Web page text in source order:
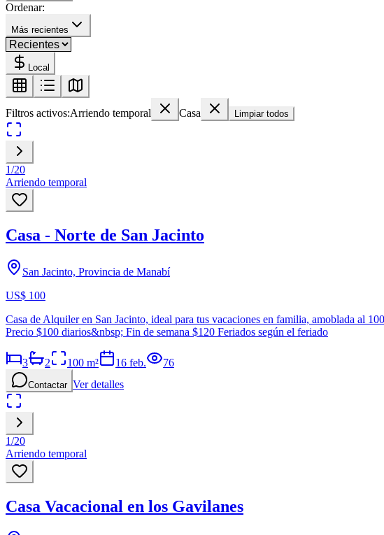
Ordenar:
Más recientes
Local
Filtros activos:Arriendo temporal Casa Limpiar todos
1/20
Arriendo temporal
Casa - Norte de San Jacinto
San Jacinto, Provincia de Manabí
US$ 100
Casa de Alquiler en San Jacinto, ideal para tus vacaciones en familia, amoblada al
Precio $100 diarios&nbsp; Fin de semana $120 Feriados según el feriado
3 2 100 m² 16 feb. 76
Contactar Ver detalles
1/20
Arriendo temporal
Casa Vacacional en los Gavilanes